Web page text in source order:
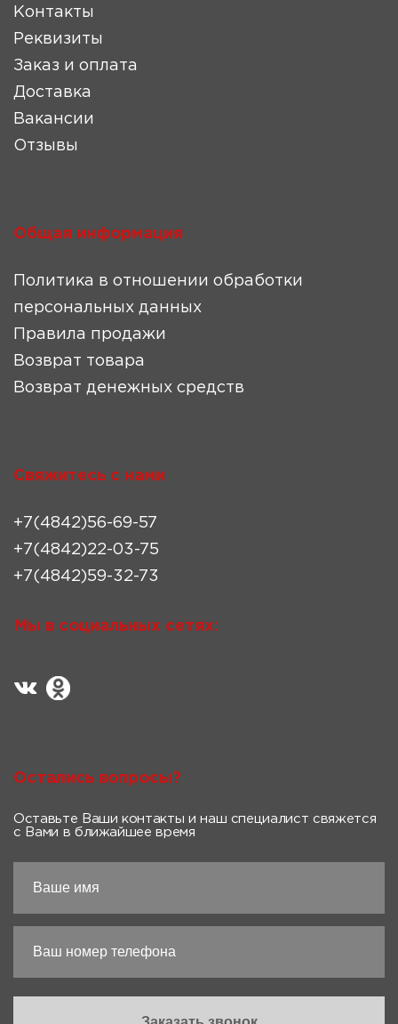
Контакты
Реквизиты
Заказ и оплата
Доставка
Вакансии
Отзывы
Общая информация
Политика в отношении обработки
персональных данных
Правила продажи
Возврат товара
Возврат денежных средств
Свяжитесь с нами
+7(4842)56-69-57
+7(4842)22-03-75
+7(4842)59-32-73
Мы в социальных сетях:
Остались вопросы?
Оставьте Ваши контакты и наш специалист свяжется
с Вами в ближайшее время